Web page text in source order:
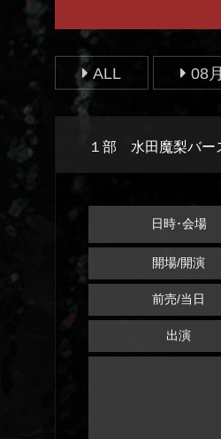
ALL 08月
１部 水田魔梨バー
日時･会場
開場/開演
前売/当日
出演